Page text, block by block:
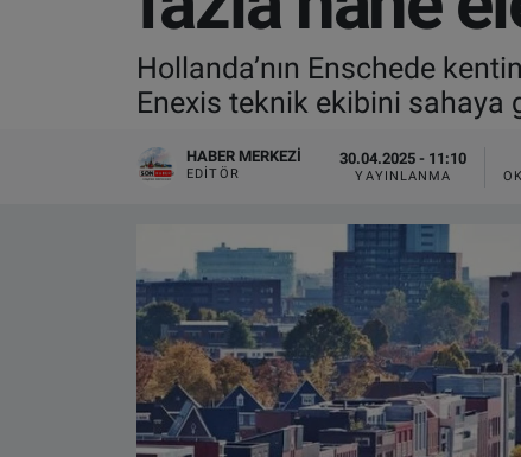
Hollanda’nın Enschede
Enexis teknik ekibini sahaya
HABER MERKEZI
EDITÖR
30.04.2025 - 11:10
YAYINLANMA
ALGEMENE VOORWAARDEN
CONTACT